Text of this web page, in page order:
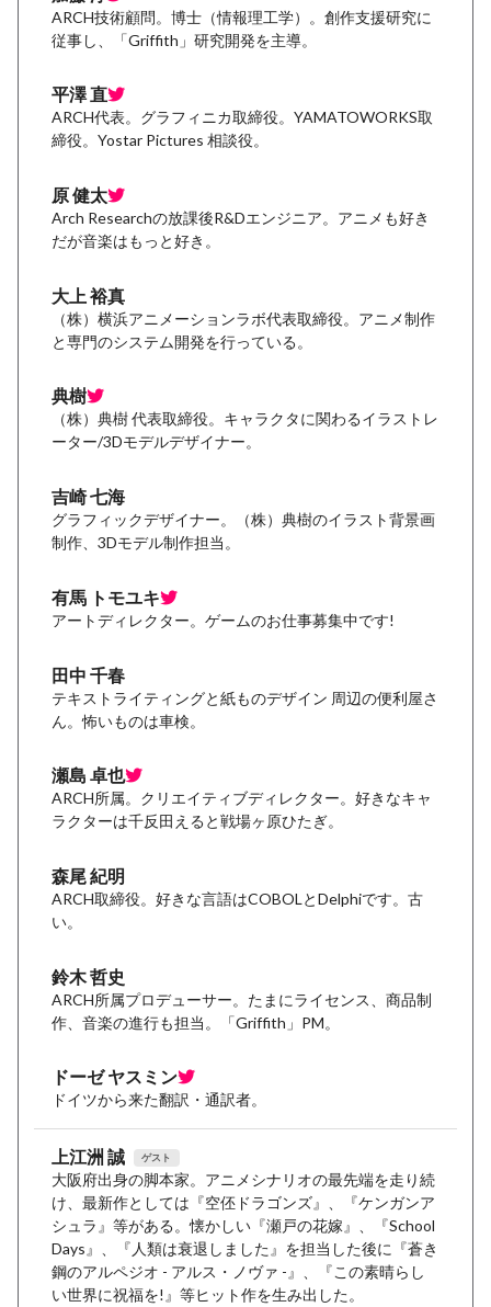
ARCH技術顧問。博士（情報理工学）。創作支援研究に
従事し、「Griffith」研究開発を主導。
平澤 直
ARCH代表。グラフィニカ取締役。YAMATOWORKS取
締役。Yostar Pictures 相談役。
原 健太
Arch Researchの放課後R&Dエンジニア。アニメも好き
だが音楽はもっと好き。
大上 裕真
（株）横浜アニメーションラボ代表取締役。アニメ制作
と専門のシステム開発を行っている。
典樹
（株）典樹 代表取締役。キャラクタに関わるイラストレ
ーター/3Dモデルデザイナー。
吉崎 七海
グラフィックデザイナー。（株）典樹のイラスト背景画
制作、3Dモデル制作担当。
有馬 トモユキ
アートディレクター。ゲームのお仕事募集中です!
田中 千春
テキストライティングと紙ものデザイン 周辺の便利屋さ
ん。怖いものは車検。
瀬島 卓也
ARCH所属。クリエイティブディレクター。好きなキャ
ラクターは千反田えると戦場ヶ原ひたぎ。
森尾 紀明
ARCH取締役。好きな言語はCOBOLとDelphiです。古
い。
鈴木 哲史
ARCH所属プロデューサー。たまにライセンス、商品制
作、音楽の進行も担当。「Griffith」PM。
ドーゼ ヤスミン
ドイツから来た翻訳・通訳者。
上江洲 誠 ゲスト
大阪府出身の脚本家。アニメシナリオの最先端を走り続
け、最新作としては『空伾ドラゴンズ』、『ケンガンア
シュラ』等がある。懐かしい『瀬戸の花嫁』、『School
Days』、『人類は衰退しました』を担当した後に『蒼き
鋼のアルペジオ - アルス・ノヴァ -』、『この素晴らし
い世界に祝福を!』等ヒット作を生み出した。